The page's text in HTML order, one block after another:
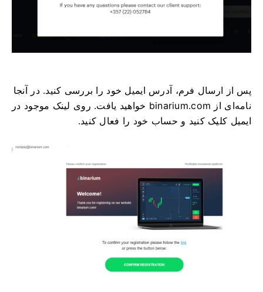
پس از ارسال فرم، آدرس ایمیل خود را بررسی کنید. در آنجا
نامه‌ای از binarium.com خواهید یافت. روی لینک موجود در
ایمیل کلیک کنید و حساب خود را فعال کنید.